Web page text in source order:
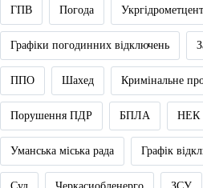
ГПВ Погода
Графіки погодинних відключень
ППО Шахед Кримінальне
Порушення ПДР БПЛА НЕК
Уманська міська рада Графік